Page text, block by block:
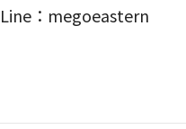
：megoeastern